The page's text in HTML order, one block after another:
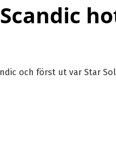
och först ut var Star